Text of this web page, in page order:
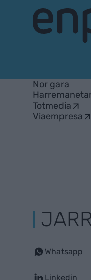
Nor gara
Totmedia
Viaempresa
Whatsapp
Linkedin